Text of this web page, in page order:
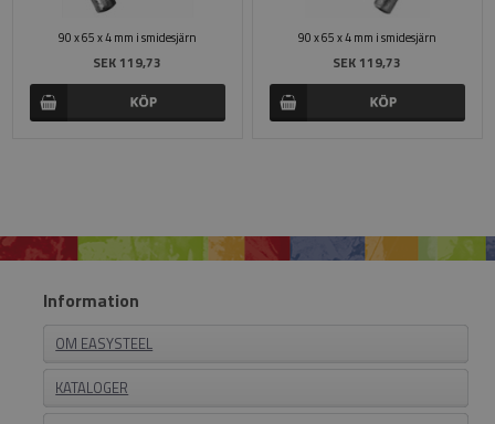
90 x 65 x 4 mm i smidesjärn
SEK 119,73
90 x 65 x 4 mm i smidesjärn
SEK 119,73
Information
OM EASYSTEEL
KATALOGER